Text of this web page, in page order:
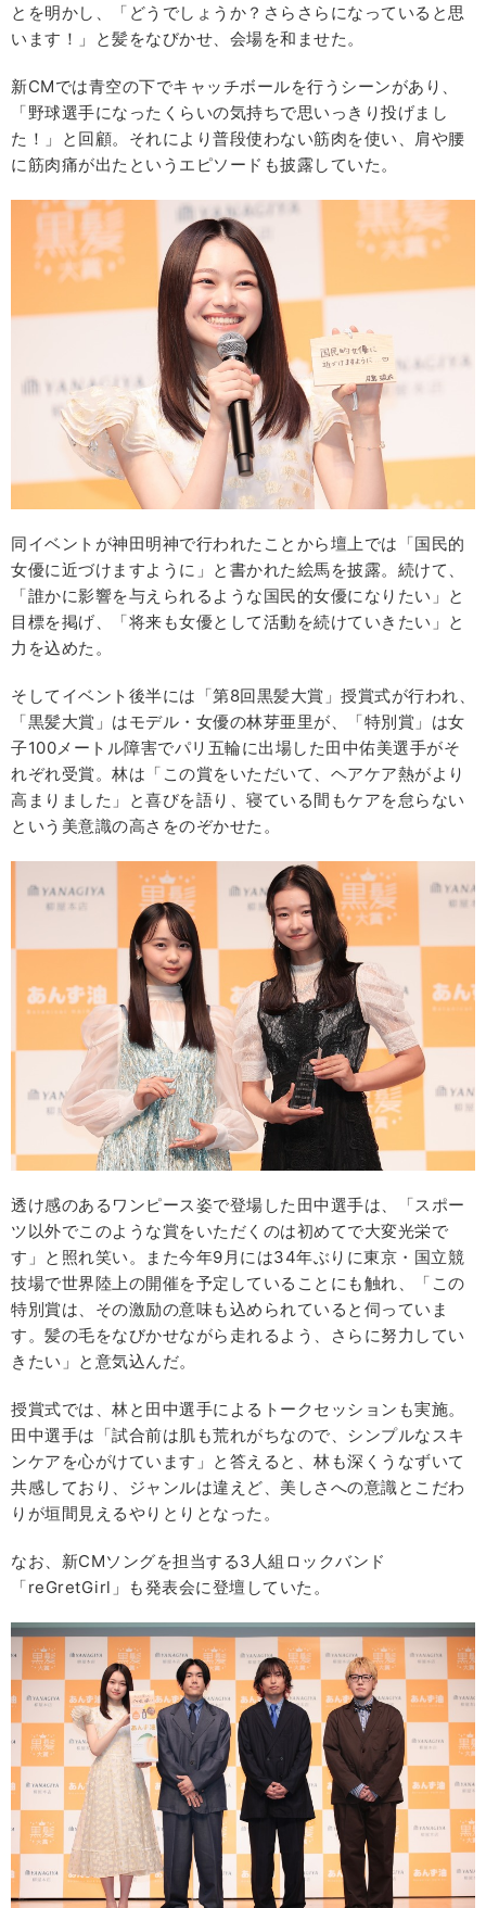
とを明かし、「どうでしょうか？さらさらになっていると思
います！」と髪をなびかせ、会場を和ませた。
新CMでは青空の下でキャッチボールを行うシーンがあり、
「野球選手になったくらいの気持ちで思いっきり投げまし
た！」と回顧。それにより普段使わない筋肉を使い、肩や腰
に筋肉痛が出たというエピソードも披露していた。
同イベントが神田明神で行われたことから壇上では「国民的
女優に近づけますように」と書かれた絵馬を披露。続けて、
「誰かに影響を与えられるような国民的女優になりたい」と
目標を掲げ、「将来も女優として活動を続けていきたい」と
力を込めた。
そしてイベント後半には「第8回黒髪大賞」授賞式が行われ、
「黒髪大賞」はモデル・女優の林芽亜里が、「特別賞」は女
子100メートル障害でパリ五輪に出場した田中佑美選手がそ
れぞれ受賞。林は「この賞をいただいて、ヘアケア熱がより
高まりました」と喜びを語り、寝ている間もケアを怠らない
という美意識の高さをのぞかせた。
透け感のあるワンピース姿で登場した田中選手は、「スポー
ツ以外でこのような賞をいただくのは初めてで大変光栄で
す」と照れ笑い。また今年9月には34年ぶりに東京・国立競
技場で世界陸上の開催を予定していることにも触れ、「この
特別賞は、その激励の意味も込められていると伺っていま
す。髪の毛をなびかせながら走れるよう、さらに努力してい
きたい」と意気込んだ。
授賞式では、林と田中選手によるトークセッションも実施。
田中選手は「試合前は肌も荒れがちなので、シンプルなスキ
ンケアを心がけています」と答えると、林も深くうなずいて
共感しており、ジャンルは違えど、美しさへの意識とこだわ
りが垣間見えるやりとりとなった。
なお、新CMソングを担当する3人組ロックバンド
「reGretGirl」も発表会に登壇していた。